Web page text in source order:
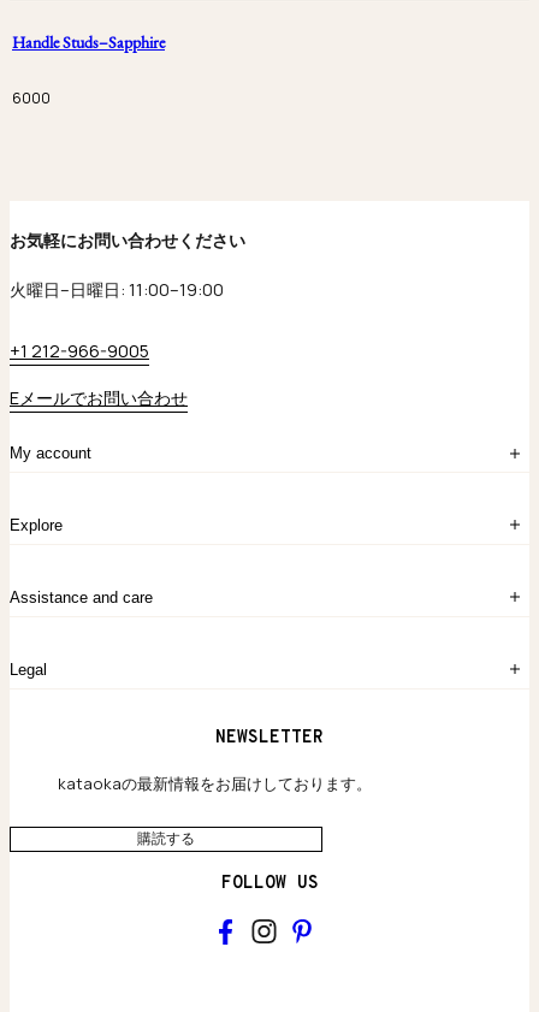
Handle Studs–Sapphire
6000
My account
アカウント作成
お問い合わせ
Explore
kataokaについて
Chronicles
Assistance and care
Legal
アクセシビリティ方針
お気軽にお問い合わせください
火曜日–日曜日: 11:00–19:00
+1 212-966-9005
Eメールでお問い合わせ
NEWSLETTER
kataokaの最新情報をお届けしております。
購読する
FOLLOW US